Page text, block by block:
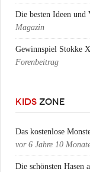
Die besten Ideen
Magazin
Gewinnspiel Stokke
Forenbeitrag
KIDS ZONE
Das kostenlose
vor 6 Jahre 10
Die schönsten Hasen